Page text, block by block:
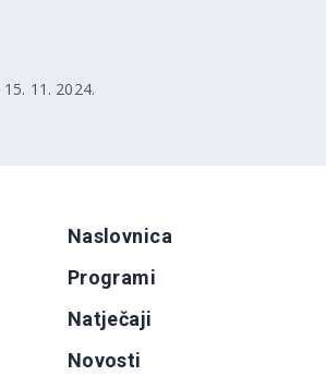
15. 11. 2024.
Naslovnica
Programi
Natječaji
Novosti